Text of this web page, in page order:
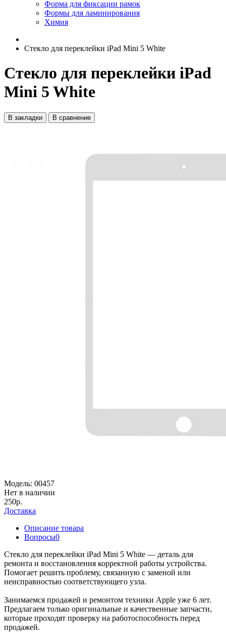
Форма для фиксации рамок
Формы для ламинирования
Химия
Стекло для переклейки iPad Mini 5 White
Стекло для переклейки iPad
Mini 5 White
В закладки В сравнение
Модель: 00457
Нет в наличии
250р.
Доставка
Описание товара
Вопросы0
Стекло для переклейки iPad Mini 5 White — деталь для
ремонта и восстановления корректной работы устройства.
Помогает решить проблему, связанную с заменой или
неисправностью соответствующего узла.
Занимаемся продажей и ремонтом техники Apple уже 6 лет.
Предлагаем только оригинальные и качественные запчасти,
которые проходят проверку на работоспособность перед
продажей.